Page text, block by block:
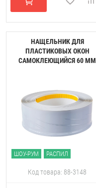
НАЩЕЛЬНИК ДЛЯ
ПЛАСТИКОВЫХ ОКОН
САМОКЛЕЮЩИЙСЯ 60 ММ
ШОУ-РУМ РАСПИЛ
Код товара: 88-3148